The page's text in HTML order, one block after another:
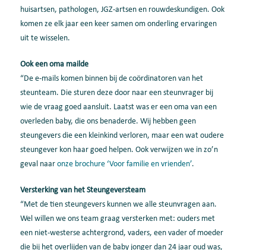
huisartsen, pathologen, JGZ-artsen en rouwdeskundigen. Ook
komen ze elk jaar een keer samen om onderling ervaringen
uit te wisselen.
Ook een oma mailde
“De e-mails komen binnen bij de coördinatoren van het
steunteam. Die sturen deze door naar een steunvrager bij
wie de vraag goed aansluit. Laatst was er een oma van een
overleden baby, die ons benaderde. Wij hebben geen
steungevers die een kleinkind verloren, maar een wat oudere
steungever kon haar goed helpen. Ook verwijzen we in zo’n
geval naar onze brochure ‘Voor familie en vrienden’.
Versterking van het Steungeversteam
“Met de tien steungevers kunnen we alle steunvragen aan.
Wel willen we ons team graag versterken met: ouders met
een niet-westerse achtergrond, vaders, een vader of moeder
die bij het overlijden van de baby jonger dan 24 jaar oud was,